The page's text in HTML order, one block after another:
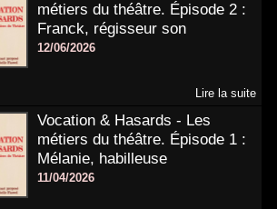
métiers du théâtre. Épisode 2 :
Franck, régisseur son
12/06/2026
Lire la suite
Vocation & Hasards - Les
métiers du théâtre. Épisode 1 :
Mélanie, habilleuse
11/04/2026